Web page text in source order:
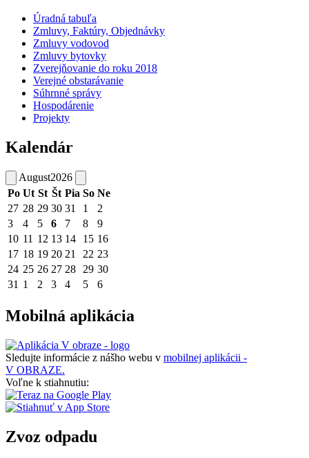
Úradná tabuľa
Zmluvy, Faktúry, Objednávky
Zmluvy vodovod
Zmluvy bytovky
Zverejňovanie do roku 2018
Verejné obstarávanie
Súhrnné správy
Hospodárenie
Projekty
Kalendár
August2026
Po Ut St Št Pia So Ne
27 28 29 30 31 1
2
3
4 5 6 7 8
9
10 11 12 13 14 15 16
17 18 19 20 21 22 23
24 25 26 27 28 29 30
31 1 2 3 4 5 6
Mobilná aplikácia
Sledujte informácie z nášho webu v mobilnej aplikácii -
V OBRAZE.
Voľne k stiahnutiu:
Zvoz odpadu